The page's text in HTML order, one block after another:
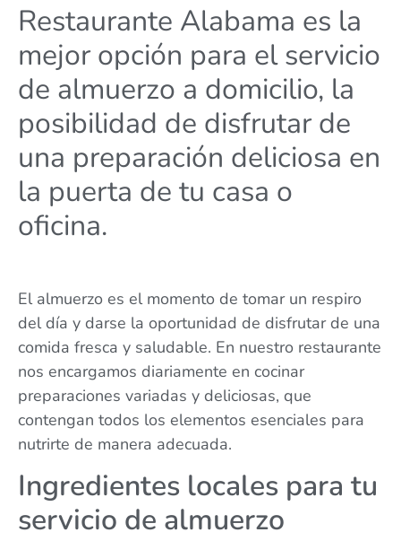
Restaurante Alabama es la
mejor opción para el servicio
de almuerzo a domicilio, la
posibilidad de disfrutar de
una preparación deliciosa en
la puerta de tu casa o
oficina.
El almuerzo es el momento de tomar un respiro
del día y darse la oportunidad de disfrutar de una
comida fresca y saludable. En nuestro restaurante
nos encargamos diariamente en cocinar
preparaciones variadas y deliciosas, que
contengan todos los elementos esenciales para
nutrirte de manera adecuada.
Ingredientes locales para tu
servicio de almuerzo